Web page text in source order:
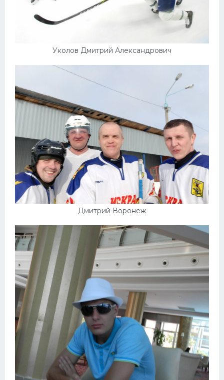
Уколов Дмитрий Александрович
Дмитрий Воронеж